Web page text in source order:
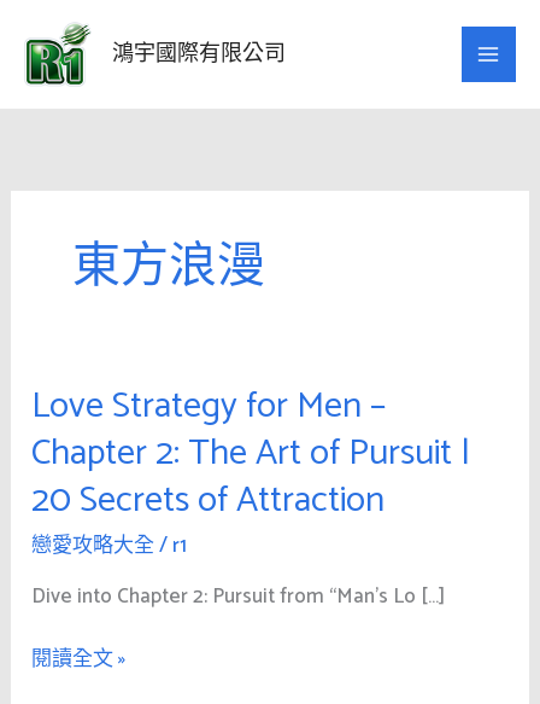
要
鴻宇國際有限公司
東方浪漫
Love Strategy for Men –
Chapter 2: The Art of Pursuit |
20 Secrets of Attraction
戀愛攻略大全/r1
Dive into Chapter 2: Pursuit from “Man’s Lo […]
Love
for
Men
–
Chapter
2:
Art
閱讀全文 »